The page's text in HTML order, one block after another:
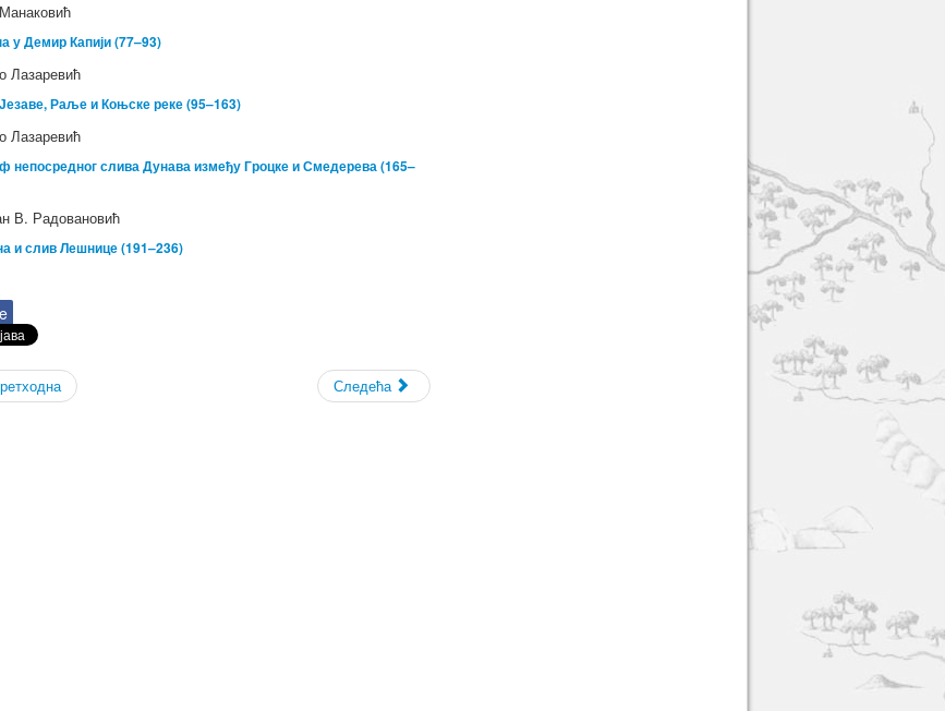
у Демир Капији (77–93)
Лазаревић
Раље и Коњске реке (95–163)
Лазаревић
непосредног слива Дунава између Гроцке и Смедерева (165–
В. Радовановић
и слив Лешнице (191–236)
Следећа